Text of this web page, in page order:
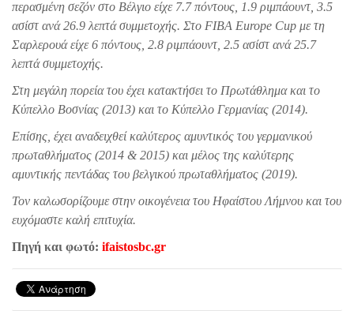
περασμένη σεζόν στο Βέλγιο είχε 7.7 πόντους, 1.9 ριμπάουντ, 3.5
ασίστ ανά 26.9 λεπτά συμμετοχής. Στο FIBA Europe Cup με τη
Σαρλερουά είχε 6 πόντους, 2.8 ριμπάουντ, 2.5 ασίστ ανά 25.7
λεπτά συμμετοχής.
Στη μεγάλη πορεία του έχει κατακτήσει το Πρωτάθλημα και το
Κύπελλο Βοσνίας (2013) και το Κύπελλο Γερμανίας (2014).
Επίσης, έχει αναδειχθεί καλύτερος αμυντικός του γερμανικού
πρωταθλήματος (2014 & 2015) και μέλος της καλύτερης
αμυντικής πεντάδας του βελγικού πρωταθλήματος (2019).
Τον καλωσορίζουμε στην οικογένεια του Ηφαίστου Λήμνου και του
ευχόμαστε καλή επιτυχία.
Πηγή και φωτό: ifaistosbc.gr